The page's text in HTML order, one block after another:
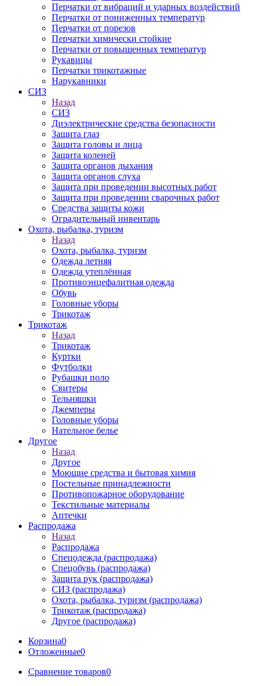
Перчатки от вибраций и ударных воздействий
Перчатки от пониженных температур
Перчатки от порезов
Перчатки химически стойкие
Перчатки от повышенных температур
Рукавицы
Перчатки трикотажные
Нарукавники
СИЗ
Назад
СИЗ
Диэлектрические средства безопасности
Защита глаз
Защита головы и лица
Защита коленей
Защита органов дыхания
Защита органов слуха
Защита при проведении высотных работ
Защита при проведении сварочных работ
Средства защиты кожи
Оградительный инвентарь
Охота, рыбалка, туризм
Назад
Охота, рыбалка, туризм
Одежда летняя
Одежда утеплённая
Противоэнцефалитная одежда
Обувь
Головные уборы
Трикотаж
Трикотаж
Назад
Трикотаж
Куртки
Футболки
Рубашки поло
Свитеры
Тельняшки
Джемперы
Головные уборы
Нательное белье
Другое
Назад
Другое
Моющие средства и бытовая химия
Постельные принадлежности
Противопожарное оборудование
Текстильные материалы
Аптечки
Распродажа
Назад
Распродажа
Спецодежда (распродажа)
Спецобувь (распродажа)
Защита рук (распродажа)
СИЗ (распродажа)
Охота, рыбалка, туризм (распродажа)
Трикотаж (распродажа)
Другое (распродажа)
Корзина0
Отложенные0
Сравнение товаров0